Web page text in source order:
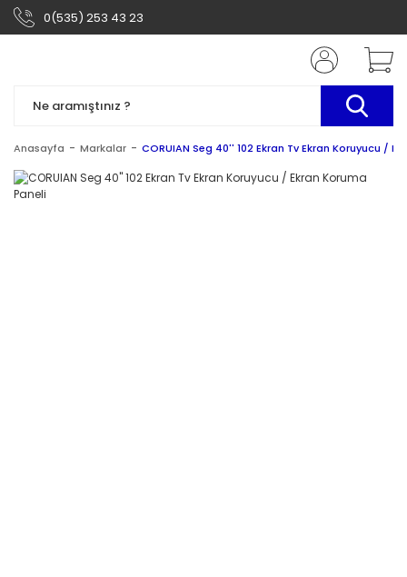
0(535) 253 43 23
Anasayfa Markalar CORUIAN Seg 40'' 102 Ekran Tv Ekran Koruyucu /